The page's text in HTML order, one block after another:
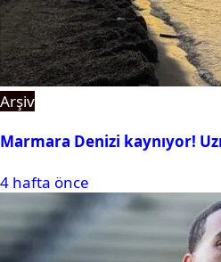
Arşiv
Marmara Denizi kaynıyor!
4 hafta önce